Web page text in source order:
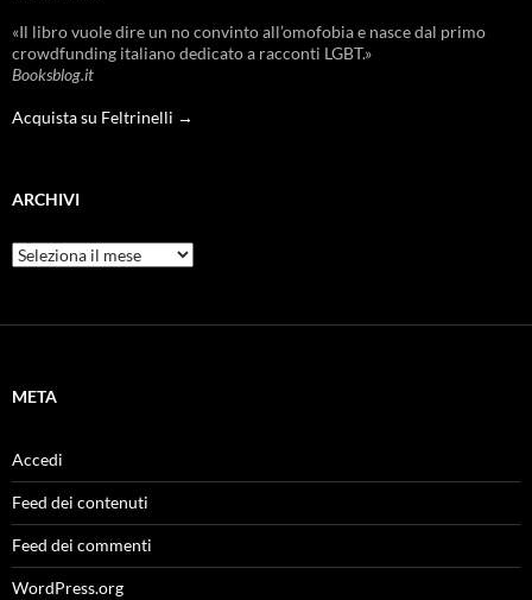
«Il libro vuole dire un no convinto all’omofobia e nasce dal primo
crowdfunding italiano dedicato a racconti LGBT.»
Booksblog.it
Acquista su Feltrinelli →
ARCHIVI
Archivi
META
Accedi
Feed dei contenuti
Feed dei commenti
WordPress.org